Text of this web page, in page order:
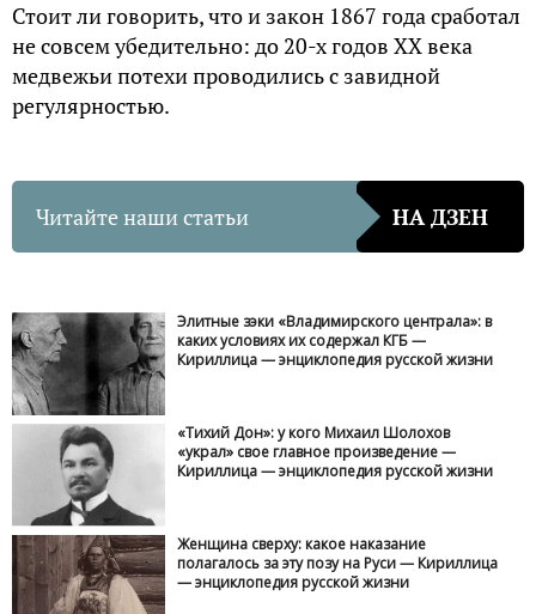
Стоит ли говорить, что и закон 1867 года сработал
не совсем убедительно: до 20-х годов ХХ века
медвежьи потехи проводились с завидной
регулярностью.
Читайте наши статьи НА ДЗЕН
Элитные зэки «Владимирского централа»: в
каких условиях их содержал КГБ —
Кириллица — энциклопедия русской жизни
«Тихий Дон»: у кого Михаил Шолохов
«украл» свое главное произведение —
Кириллица — энциклопедия русской жизни
Женщина сверху: какое наказание
полагалось за эту позу на Руси — Кириллица
— энциклопедия русской жизни